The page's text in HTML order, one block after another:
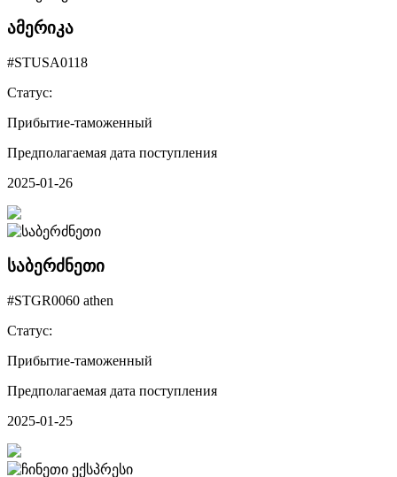
ამერიკა
#STUSA0118
Статус:
Прибытие-таможенный
Предполагаемая дата поступления
2025-01-26
საბერძნეთი
#STGR0060 athen
Статус:
Прибытие-таможенный
Предполагаемая дата поступления
2025-01-25